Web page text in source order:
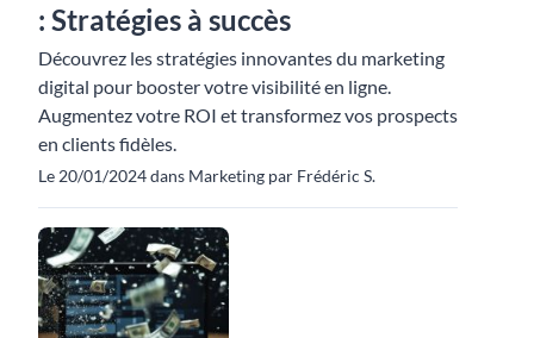
: Stratégies à succès
Découvrez les stratégies innovantes du marketing
digital pour booster votre visibilité en ligne.
Augmentez votre ROI et transformez vos prospects
en clients fidèles.
Le 20/01/2024 dans Marketing par Frédéric S.